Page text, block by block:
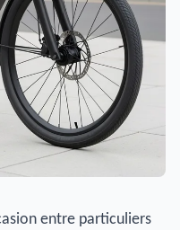
entre particuliers